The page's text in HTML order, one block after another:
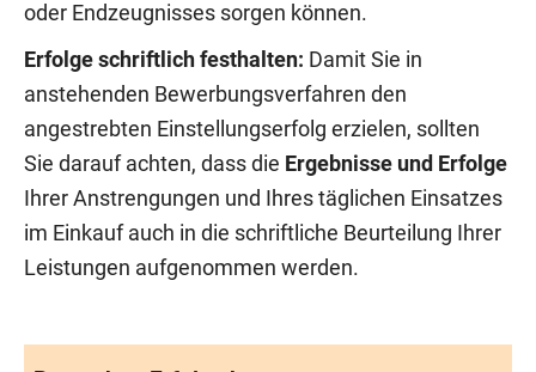
oder Endzeugnisses sorgen können.
Erfolge schriftlich festhalten: Damit Sie in
anstehenden Bewerbungsverfahren den
angestrebten Einstellungserfolg erzielen, sollten
Sie darauf achten, dass die Ergebnisse und Erfolge
Ihrer Anstrengungen und Ihres täglichen Einsatzes
im Einkauf auch in die schriftliche Beurteilung Ihrer
Leistungen aufgenommen werden.